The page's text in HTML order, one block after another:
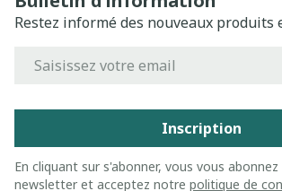
Restez informé des nouveaux produits
Inscription
En cliquant sur s'abonner, vous vous
newsletter et acceptez notre politique de